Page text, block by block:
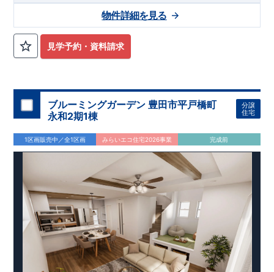
◇最大60年間の品質保証、お引渡し後最大10回の無料定期点検
◇お引渡しからが本当のお付き合いだと考え、アフターサービ
スを外部の業者に委託せず、東栄住宅グループ「東栄ホームサ
ービス株式会社」にて責任をもって対応いたします。
ぜひ一度ご相談ください！ 「少し見てみたい」「話だけ聞いて
みたい」といった段階でも大歓迎です。 お子さま連れでのご見
学はもちろん、資金計画や住宅ローンについてのご相談も丁寧
に対応いたします。 ​
大宮営業所までお気軽にどうぞ。
【TEL：0120-0038-63】
受付時間：9:30～18:30
見学予約・資料請求
物件詳細を見る
ブルーミングガーデン 豊田市平戸橋町
永和2期1棟
分譲
住宅
1区画販売中／全1区画 みらいエコ住宅2026事業 完成前